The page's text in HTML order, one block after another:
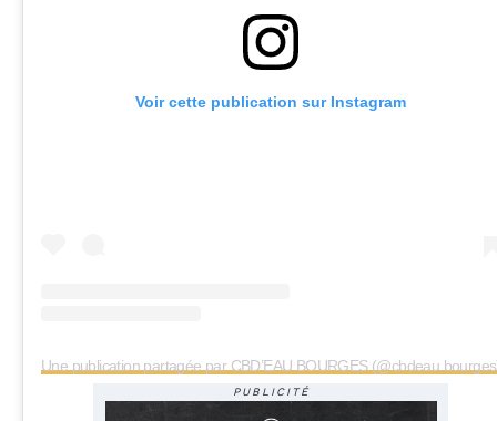
Voir cette publication sur Instagram
Une publication partagée par CBD’EAU BOURGES
PUBLICITÉ